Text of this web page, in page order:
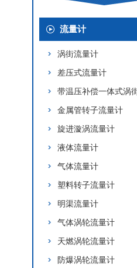
流量计
涡街流量计
差压式流量计
金属管转子流量计
旋进漩涡流量计
液体流量计
气体流量计
塑料转子流量计
明渠流量计
气体涡轮流量计
天燃涡轮流量计
防爆涡轮流量计